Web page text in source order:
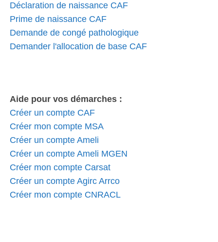
Déclaration de naissance CAF
Prime de naissance CAF
Demande de congé pathologique
Demander l'allocation de base CAF
Aide pour vos démarches :
Créer un compte CAF
Créer mon compte MSA
Créer un compte Ameli
Créer un compte Ameli MGEN
Créer mon compte Carsat
Créer un compte Agirc Arrco
Créer mon compte CNRACL